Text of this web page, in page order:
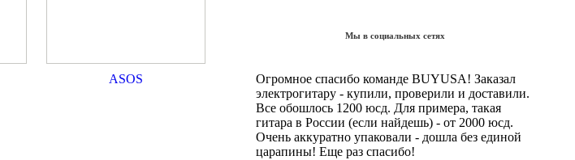
ASOS
Мы в социальных сетях
Огромное спасибо команде BUYUSA! Заказал
электрогитару - купили, проверили и доставили.
Все обошлось 1200 юсд. Для примера, такая
гитара в России (если найдешь) - от 2000 юсд.
Очень аккуратно упаковали - дошла без единой
царапины! Еще раз спасибо!